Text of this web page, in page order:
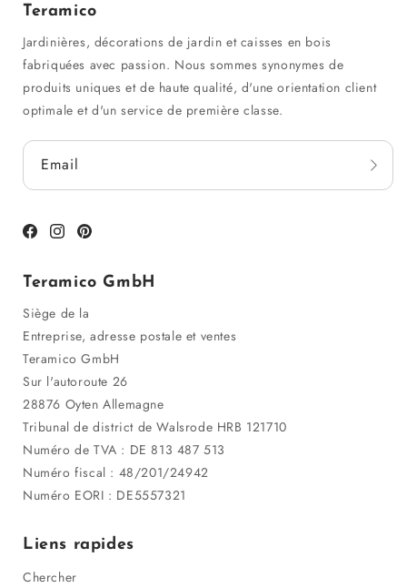
Teramico
Jardinières, décorations de jardin et caisses en bois
fabriquées avec passion. Nous sommes synonymes de
produits uniques et de haute qualité, d'une orientation client
optimale et d'un service de première classe.
Email
Facebook
InstagramPinterest
Teramico GmbH
Siège de la
Entreprise, adresse postale et ventes
Teramico GmbH
Sur l'autoroute 26
28876 Oyten Allemagne
Tribunal de district de Walsrode HRB 121710
Numéro de TVA : DE 813 487 513
Numéro fiscal : 48/201/24942
Numéro EORI : DE5557321
Liens rapides
Chercher